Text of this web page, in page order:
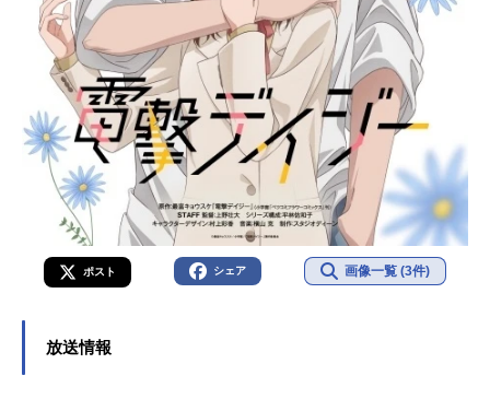
ポスト シェア 画像一覧 (3件)
放送情報